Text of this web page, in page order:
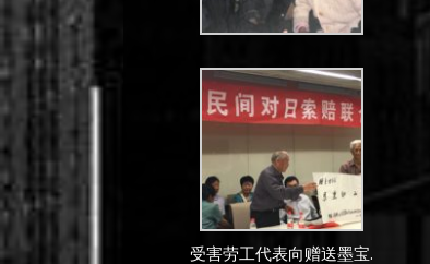
受害劳工代表向赠送墨宝.